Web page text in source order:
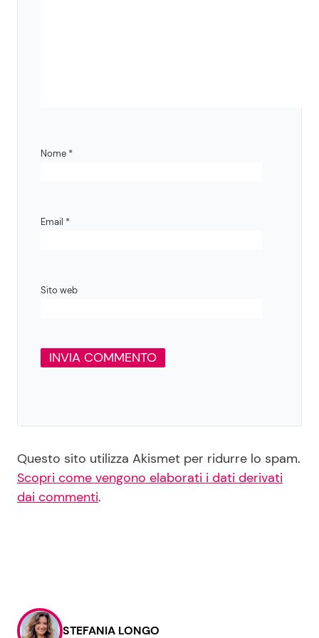
Nome *
Email *
Sito web
Questo sito utilizza Akismet per ridurre lo spam.
Scopri come vengono elaborati i dati derivati
dai commenti.
STEFANIA LONGO